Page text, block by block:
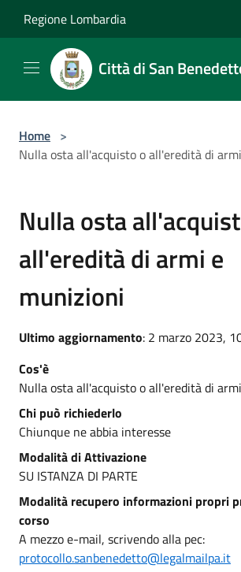
Regione Lombardia
Città di San
Home >
Nulla osta all'acquisto o all'eredità di
Nulla osta
all'eredità di armi e
munizioni
Ultimo aggiornamento: 2 marzo 2023,
Cos'è
Nulla osta all'acquisto o all'eredità di
Chi può richiederlo
Chiunque ne abbia interesse
Modalità di Attivazione
SU ISTANZA DI PARTE
Modalità recupero informazioni propri
corso
A mezzo e-mail, scrivendo alla pec:
protocollo.sanbenedetto@legalmailpa.it